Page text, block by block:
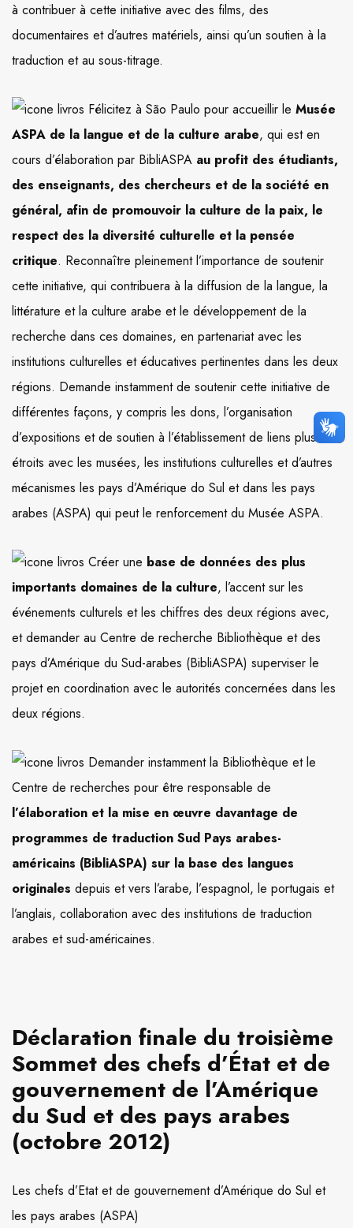
à contribuer à cette initiative avec des films, des
documentaires et d’autres matériels, ainsi qu’un soutien à la
traduction et au sous-titrage.
Félicitez à São Paulo pour accueillir le Musée
ASPA de la langue et de la culture arabe, qui est en
cours d’élaboration par BibliASPA au profit des étudiants,
des enseignants, des chercheurs et de la société en
général, afin de promouvoir la culture de la paix, le
respect des la diversité culturelle et la pensée
critique. Reconnaître pleinement l’importance de soutenir
cette initiative, qui contribuera à la diffusion de la langue, la
littérature et la culture arabe et le développement de la
recherche dans ces domaines, en partenariat avec les
institutions culturelles et éducatives pertinentes dans les deux
régions. Demande instamment de soutenir cette initiative de
différentes façons, y compris les dons, l’organisation
d’expositions et de soutien à l’établissement de liens plus
étroits avec les musées, les institutions culturelles et d’autres
mécanismes les pays d’Amérique do Sul et dans les pays
arabes (ASPA) qui peut le renforcement du Musée ASPA.
Créer une base de données des plus
importants domaines de la culture, l’accent sur les
événements culturels et les chiffres des deux régions avec,
et demander au Centre de recherche Bibliothèque et des
pays d’Amérique du Sud-arabes (BibliASPA) superviser le
projet en coordination avec le autorités concernées dans les
deux régions.
Demander instamment la Bibliothèque et le
Centre de recherches pour être responsable de
l’élaboration et la mise en œuvre davantage de
programmes de traduction Sud Pays arabes-
américains (BibliASPA) sur la base des langues
originales depuis et vers l’arabe, l’espagnol, le portugais et
l’anglais, collaboration avec des institutions de traduction
arabes et sud-américaines.
Déclaration finale du troisième
Sommet des chefs d’État et de
gouvernement de l’Amérique
du Sud et des pays arabes
(octobre 2012)
Les chefs d’Etat et de gouvernement d’Amérique do Sul et
les pays arabes (ASPA)